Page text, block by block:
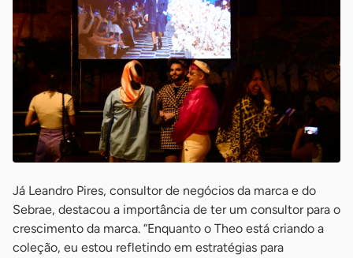
Já Leandro Pires, consultor de negócios da marca e do
Sebrae, destacou a importância de ter um consultor para o
crescimento da marca. “Enquanto o Theo está criando a
coleção, eu estou refletindo em estratégias para